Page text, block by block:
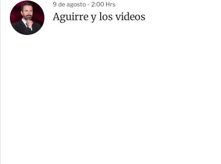
9 de agosto - 2:00 Hrs
Aguirre y los videos